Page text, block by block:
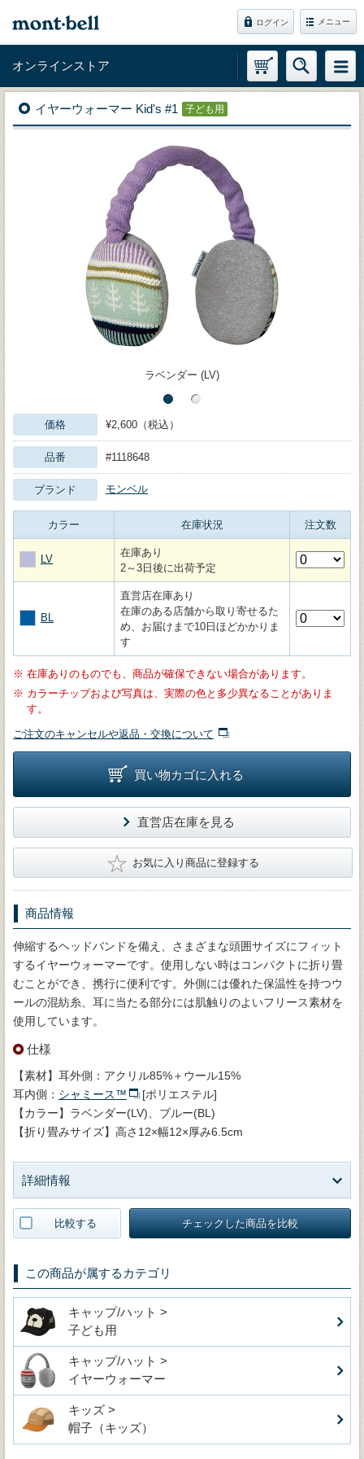
ログイン メニュー
オンラインストア
イヤーウォーマー Kid's #1 子ども用
ラベンダー (LV)
価格 ¥2,600（税込）
品番 #1118648
ブランド モンベル
カラー 在庫状況 注文数
LV
在庫あり
2～3日後に出荷予定
BL
直営店在庫あり
在庫のある店舗から取り寄せるた
め、お届けまで10日ほどかかりま
す
※ 在庫ありのものでも、商品が確保できない場合があります。
※ カラーチップおよび写真は、実際の色と多少異なることがありま
す。
ご注文のキャンセルや返品・交換について
買い物カゴに入れる
直営店在庫を見る
★ お気に入り商品に登録する
商品情報
伸縮するヘッドバンドを備え、さまざまな頭囲サイズにフィット
するイヤーウォーマーです。使用しない時はコンパクトに折り畳
むことができ、携行に便利です。外側には優れた保温性を持つウ
ールの混紡糸、耳に当たる部分には肌触りのよいフリース素材を
使用しています。
仕様
【素材】耳外側：アクリル85%＋ウール15%
耳内側： シャミース™
[ポリエステル]
【カラー】ラベンダー(LV)、ブルー(BL)
【折り畳みサイズ】高さ12×幅12×厚み6.5cm
詳細情報
比較する チェックした商品を比較
この商品が属するカテゴリ
キャップ/ハット >
子ども用
キャップ/ハット >
イヤーウォーマー
キッズ >
帽子（キッズ）